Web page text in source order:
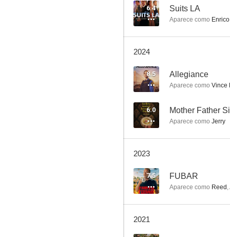
iZombie
8.3
6.4 Suits LA
Aparece como
2024
8.5 Allegiance
Aparece como Vince
6.0 Mother Father
Aparece como Jerry
2023
7.5 FUBAR
Aparece como Reed ,
2021